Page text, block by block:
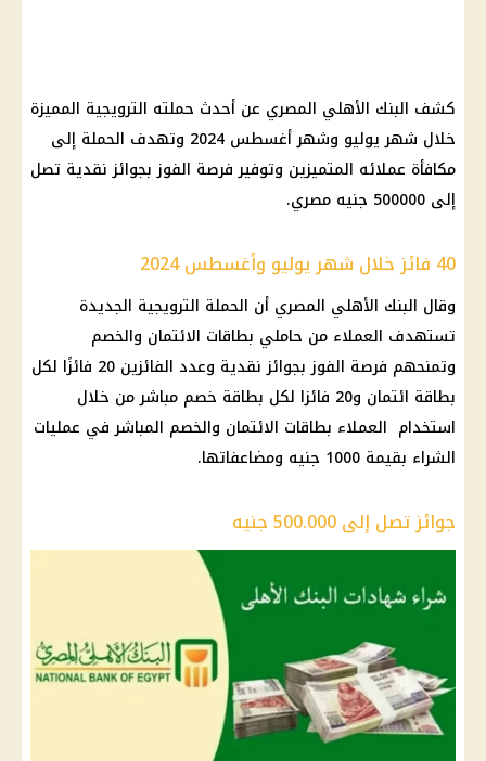
كشف البنك الأهلي المصري عن أحدث حملته الترويجية المميزة
خلال شهر يوليو وشهر أغسطس 2024 وتهدف الحملة إلى
مكافأة عملائه المتميزين وتوفير فرصة الفوز بجوائز نقدية تصل
إلى 500000 جنيه مصري.
40 فائز خلال شهر يوليو وأغسطس 2024
وقال البنك الأهلي المصري أن الحملة الترويجية الجديدة
تستهدف العملاء من حاملي بطاقات الائتمان والخصم
وتمنحهم فرصة الفوز بجوائز نقدية وعدد الفائزين 20 فائزًا لكل
بطاقة ائتمان و20 فائزا لكل بطاقة خصم مباشر من خلال
استخدام العملاء بطاقات الائتمان والخصم المباشر في عمليات
الشراء بقيمة 1000 جنيه ومضاعفاتها.
جوائز تصل إلى 500.000 جنيه